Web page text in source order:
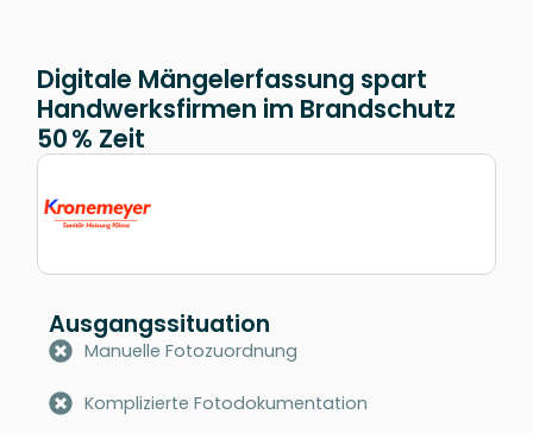
Digitale Mängelerfassung spart
Handwerksfirmen im Brandschutz
50 % Zeit
Ausgangssituation
Manuelle Fotozuordnung
Komplizierte Fotodokumentation